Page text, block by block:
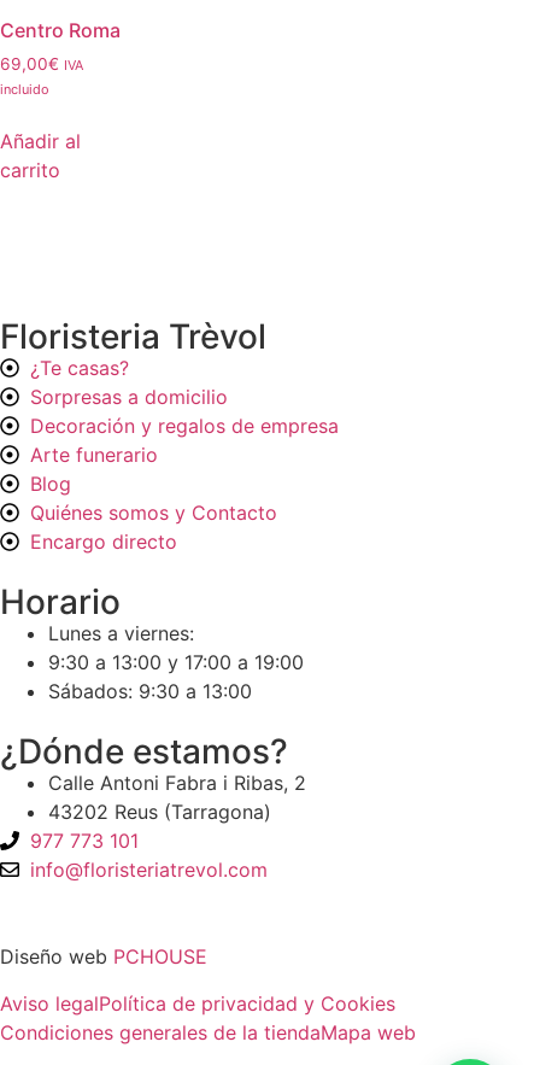
Centro Roma
69,00€ IVA
incluido
Añadir al
carrito
Floristeria Trèvol
¿Te casas?
Sorpresas a domicilio
Decoración y regalos de empresa
Arte funerario
Blog
Quiénes somos y Contacto
Encargo directo
Horario
Lunes a viernes:
9:30 a 13:00 y 17:00 a 19:00
Sábados: 9:30 a 13:00
¿Dónde estamos?
Calle Antoni Fabra i Ribas, 2
43202 Reus (Tarragona)
977 773 101
info@floristeriatrevol.com
Diseño web PCHOUSE
Aviso legalPolítica de privacidad y Cookies
Condiciones generales de la tiendaMapa web